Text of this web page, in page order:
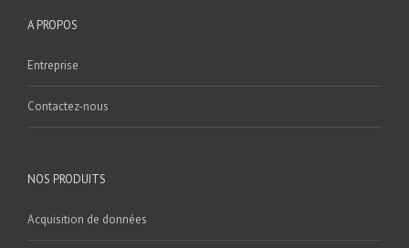
A PROPOS
Entreprise
Contactez-nous
NOS PRODUITS
Acquisition de données